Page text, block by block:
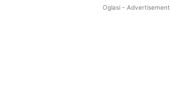
Oglasi - Advertisement